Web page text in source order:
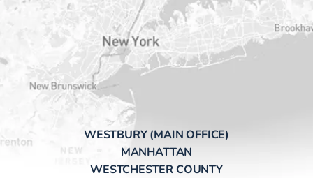
WESTBURY (MAIN OFFICE)
MANHATTAN
WESTCHESTER COUNTY